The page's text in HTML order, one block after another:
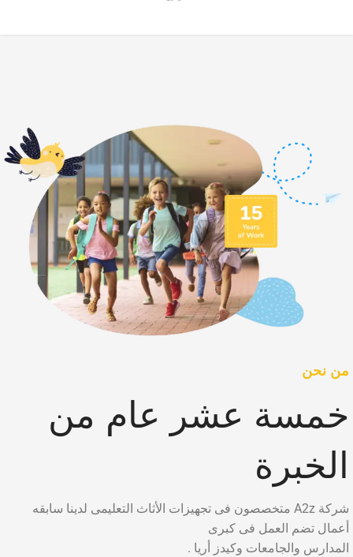
من نحن
خمسة عشر عام من
الخبرة
شركة A2z متخصصون فى تجهيزات الأثاث التعليمى لدينا سابقه
أعمال تضم العمل فى كبرى
المدارس والجامعات وكيدز أريا .